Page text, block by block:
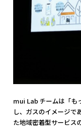
mui Lab チームは「も
し、ガスのイメージで
た地域密着型サービス